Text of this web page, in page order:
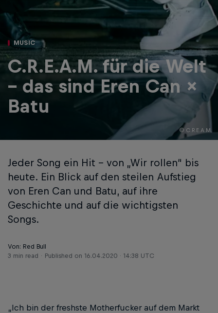
© C.R.E.A.M.
MUSIC
C.R.E.A.M. für die Welt
– das sind Eren Can ×
Batu
Jeder Song ein Hit – von „Wir rollen“ bis
heute. Ein Blick auf den steilen Aufstieg
von Eren Can und Batu, auf ihre
Geschichte und auf die wichtigsten
Songs.
Von: Red Bull
3 min read
Published on 16.04.2020 · 14:38 UTC
„Ich bin der freshste Motherfucker auf dem Markt